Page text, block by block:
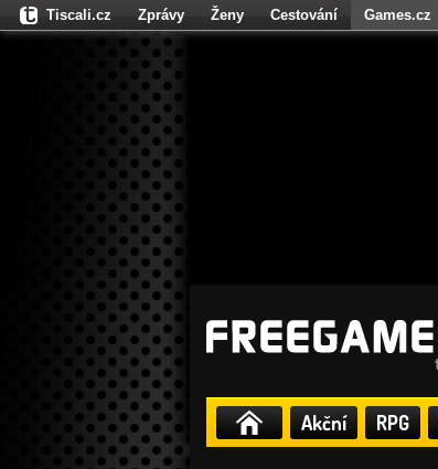
Akční RPG
Tiscali.cz Zprávy Ženy Cestování Games.cz
Fights.cz